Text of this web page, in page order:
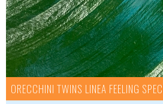
ORECCHINI TWINS LINEA FEELING